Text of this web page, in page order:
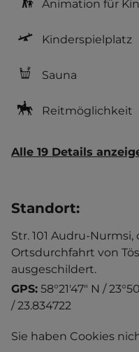
Animation für
Kinderspielplatz
Sauna
Reitmöglichkeit
Alle 19 Details
Standort:
Str. 101 Audru-Nurmsi,
Ortsdurchfahrt von
ausgeschildert.
GPS: 58°21'47" N /
/ 23.834722
Sie haben Cookies